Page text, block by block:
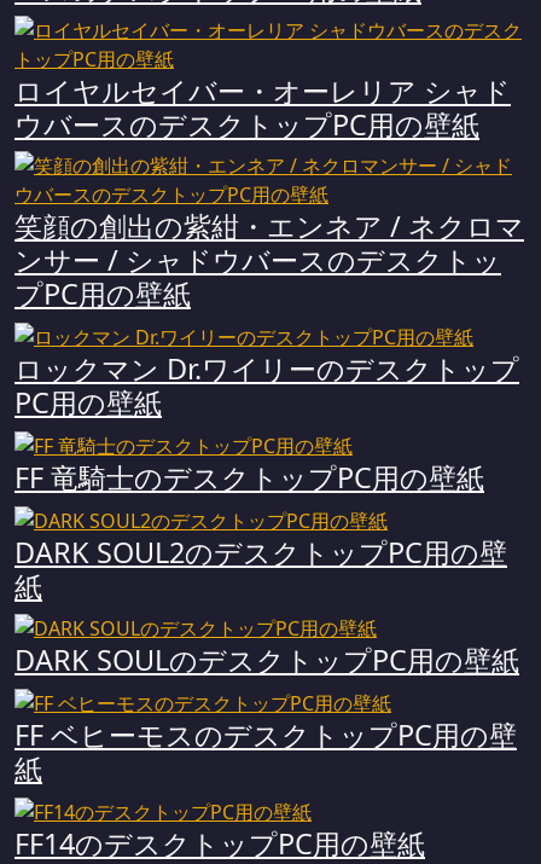
ロイヤルセイバー・オーレリア シャド
ウバースのデスクトップPC用の壁紙
笑顔の創出の紫紺・エンネア / ネクロマ
ンサー / シャドウバースのデスクトッ
プPC用の壁紙
ロックマン Dr.ワイリーのデスクトップ
PC用の壁紙
FF 竜騎士のデスクトップPC用の壁紙
DARK SOUL2のデスクトップPC用の壁
紙
DARK SOULのデスクトップPC用の壁紙
FF ベヒーモスのデスクトップPC用の壁
紙
FF14のデスクトップPC用の壁紙